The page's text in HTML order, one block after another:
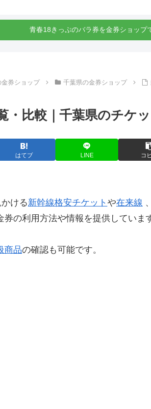
青春18きっぷのバラ券を金券ショップ
金券ショップ 千葉県の金券ショップ
・比較｜千葉県のチケ
はてブ LINE コ
ける新幹線格安チケット や在来線 、
券の利用方法や情報を提供していま
商品の確認も可能です。